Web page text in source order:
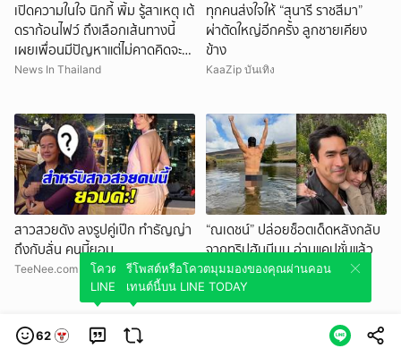
เปิดความในใจ นิกกี้ พิ้ม รู้สาเหตุ เต้
ดราก้อนไฟว์ ถึงเลือกเส้นทางนี้
เผยเพื่อนมีปัญหาแต่ไม่คาดคิดจะ
ทำ
News In Thailand
ทุกคนส่งใจให้ “สุนารี ราชสีมา”
ผ่าตัดใหญ่อีกครั้ง ลูกชายเคียง
ข้าง
KaaZip บันเทิง
สาวสวยดัง ลงรูปคู่เป๊ก ทำธัญญ่า
ถึงกับลั่น คนนี้ยอม
TeeNee.com
“ณเดชน์” ปล่อยช็อตเด็ดหลังกลับ
จากทริปฮันนีมูน อ่านแคปชั่นแล้ว
เขินแทน “ญาญ่า”
Thairath - ไทยรัฐออนไลน์
62
โควตมุมมองของคุณผ่านคอนเทนต์นี้บน
LINE TODAY
รีโพสต์หรือโควตมุมมองของคุณผ่านคอน
เทนต์นี้บน LINE TODAY